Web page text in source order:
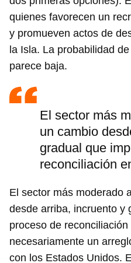
quienes favorecen un
y promueven actos de
la Isla. La probabilidad
parece baja.
El sector más
un cambio
gradual que
reconciliación
El sector más moderado
desde arriba, incruento y
proceso de
necesariamente un
con los Estados Unidos.